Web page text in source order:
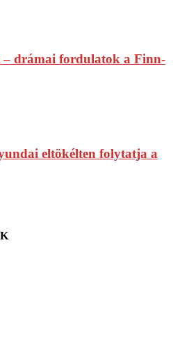
– drámai fordulatok a Finn-
eltökélten folytatja a